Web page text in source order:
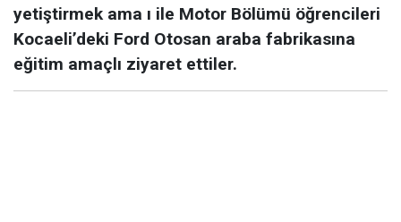
yetiştirmek ama ı ile Motor Bölümü öğrencileri
Kocaeli’deki Ford Otosan araba fabrikasına
eğitim amaçlı ziyaret ettiler.